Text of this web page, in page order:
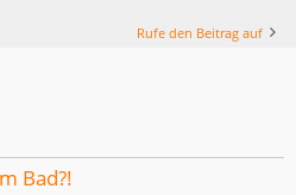
Rufe den Beitrag auf
Bad?!